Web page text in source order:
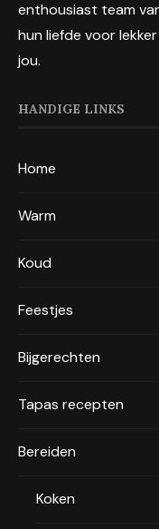
enthousiast team
hun liefde voor
jou.
HANDIGE LINKS
Home
Warm
Koud
Feestjes
Bijgerechten
Tapas recepten
Bereiden
Koken